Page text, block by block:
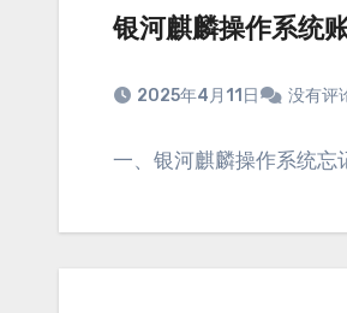
银河麒麟操作系统
2025年4月11日 没有评
一、银河麒麟操作系统忘